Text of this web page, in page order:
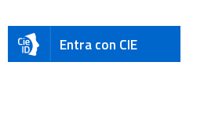
Entra con CIE